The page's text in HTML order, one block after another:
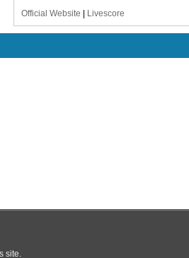
Official Website
Livescore